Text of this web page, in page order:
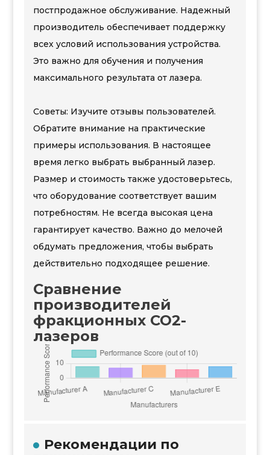
постпродажное обслуживание. Надежный
производитель обеспечивает поддержку
всех условий использования устройства.
Это важно для обучения и получения
максимального результата от лазера.
Советы: Изучите отзывы пользователей.
Обратите внимание на практические
примеры использования. В настоящее
время легко выбрать выбранный лазер.
Размер и стоимость также удостоверьтесь,
что оборудование соответствует вашим
потребностям. Не всегда высокая цена
гарантирует качество. Важно до мелочей
обдумать предложения, чтобы выбрать
действительно подходящее решение.
Сравнение
производителей
фракционных CO2-
лазеров
Рекомендации по